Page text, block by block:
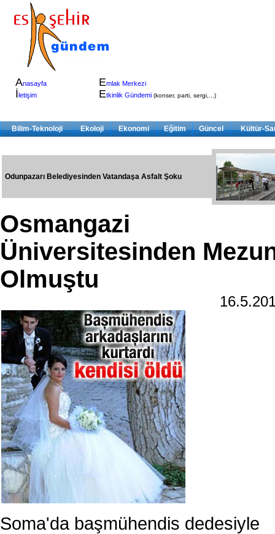
Anasayfa
İletişim
Emlak Merkezi
Etkinlik Gündemi (konser, parti, sergi,...)
Bilim-Teknoloji Ekoloji Ekonomi Eğitim Güncel Kültür-
Odunpazarı Belediyesinden Vatandaşa Asfalt Şoku
Osmangazi
Üniversitesinden
Olmuştu
Soma'da başmühendis dedesiyle